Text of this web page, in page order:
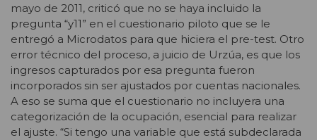
mayo de 2011, criticó que no se haya incluido la
pregunta “y11” en el cuestionario piloto que se le
entregó a Microdatos para que hiciera el pre-test. Otro
error técnico del proceso, a juicio de Urzúa, es que los
ingresos capturados por esa pregunta fueron
incorporados sin ser ajustados por cuentas nacionales.
A eso se suma que el cuestionario no incluyera una
categorización de la ocupación, esencial para realizar
el ajuste. “Si tengo una variable que está subdeclarada